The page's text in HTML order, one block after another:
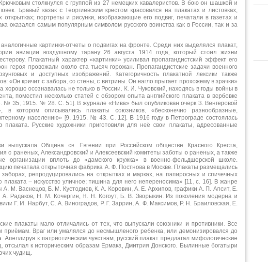
столкнулся с группой из 27 немецких кавалеристов. В бою он шашкой и
Бравый казак с Георгиевским крестом красовался на плакатах и листовках,
открытках; портреты и рисунки, изображающие его подвиг, печатали в газетах и
оказался самым популярным символом русского воинства как в России, так и за
картинки-отчеты о подвигах на фронте. Среди них выделялся плакат,
авиации воздушному тарану 26 августа 1914 года, который стоил жизни
Плакатный характер «картинки» усиливал пропагандистский эффект его
героя провожали около ста тысяч горожан. Пропагандистские задачи военного
и доступных изображений. Категоричность плакатной лексики также
«Он кричит с забора, со стены, с витрины. Он нагло прыгает прохожему в зрачки»
хорошо осознавалась не только в России. К. И. Чуковский, находясь в годы войны в
поместил несколько статей с обзором опыта английского плаката в вербовке
№ 35; 1915. № 28. С. 51]. В журнале «Нива» был опубликован очерк З. Венгеровой
в котором описывались плакаты союзников, «бесконечно разнообразные,
населению» [9. 1915. № 43. С. 12]. В 1916 году в Петрограде состоялась
плаката. Русские художники приготовили для неё свои плакаты, адресованные
выпускала Община св. Евгении при Российском обществе Красного Креста,
о раненых, Александровский и Алексеевский комитеты заботы о раненых, а также
организации вплоть до «дамского кружка» в военно-фельдшерской школе.
печатала открыточная фабрика А. Ф. Постнова в Москве. Плакаты размещались
репродуцировались на открытках и марках, на папиросных и спичечных
плаката – искусство уличное; тишина для него непереносима» [11, с. 16]. В жанре
А. М. Васнецов, Б. М. Кустодиев, К. А. Коровин, А. Е. Архипов, графики А. П. Апсит, Е.
Радаков, Н. М. Кочергин, Н. Н. Когоут, Б. В. Зворыкин. Из поколения модерна и
Г. И. Нарбут, С. А. Виноградов, Р. Г. Заррин, А. Ф. Максимов, Р. Н. Браиловская, Е.
плакаты мало отличались от тех, что выпускали союзники и противники. Все
приёмам. Враг или умалялся до несмышленого ребенка, или демонизировался до
Апеллируя к патриотическим чувствам, русский плакат предлагал мифологические
отсылал к историческим образам Ермака, Дмитрия Донского. Былинные богатыри
чудищ.